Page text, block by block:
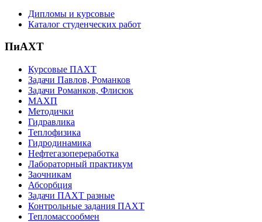
Дипломы и курсовые
Каталог студенческих работ
ПиАХТ
Курсовые ПАХТ
Задачи Павлов, Романков
Задачи Романков, Флисюк
МАХП
Методички
Гидравлика
Теплофизика
Гидродинамика
Нефтегазопереработка
Лабораторный практикум
Заочникам
Абсорбция
Задачи ПАХТ разные
Контрольные задания ПАХТ
Тепломассообмен